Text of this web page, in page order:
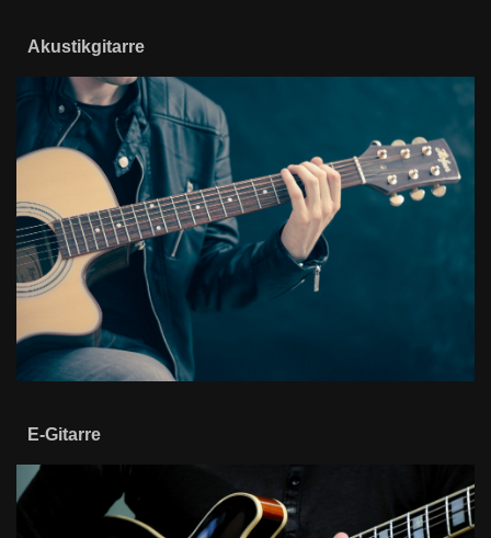
Akustikgitarre
E-Gitarre